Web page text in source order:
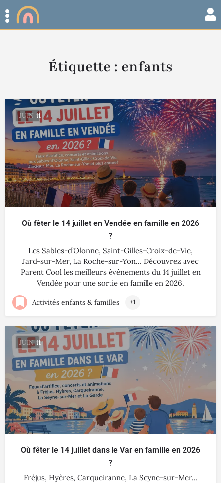
Étiquette : enfants
JUIN 11
Où fêter le 14 juillet en Vendée en famille en 2026
?
Les Sables-d’Olonne, Saint-Gilles-Croix-de-Vie,
Jard-sur-Mer, La Roche-sur-Yon… Découvrez avec
Parent Cool les meilleurs événements du 14 juillet en
Vendée pour une sortie en famille en 2026.
Activités enfants & familles +1
JUIN 11
Où fêter le 14 juillet dans le Var en famille en 2026
?
Fréjus, Hyères, Carqueiranne, La Seyne-sur-Mer…